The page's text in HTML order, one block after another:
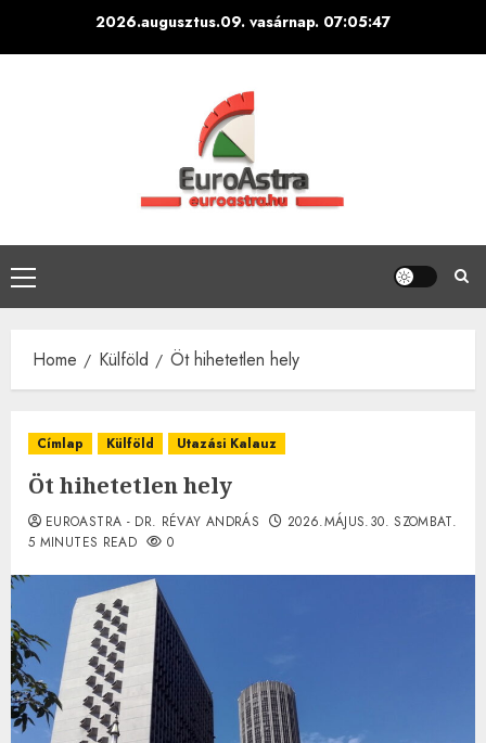
2026.augusztus.09. vasárnap. 07:05:48
Primary
Menu
Home Külföld Öt hihetetlen hely
Címlap Külföld Utazási Kalauz
Öt hihetetlen hely
EUROASTRA - DR. RÉVAY ANDRÁS
2026.MÁJUS.30. SZOMBAT.
5 MINUTES READ
0